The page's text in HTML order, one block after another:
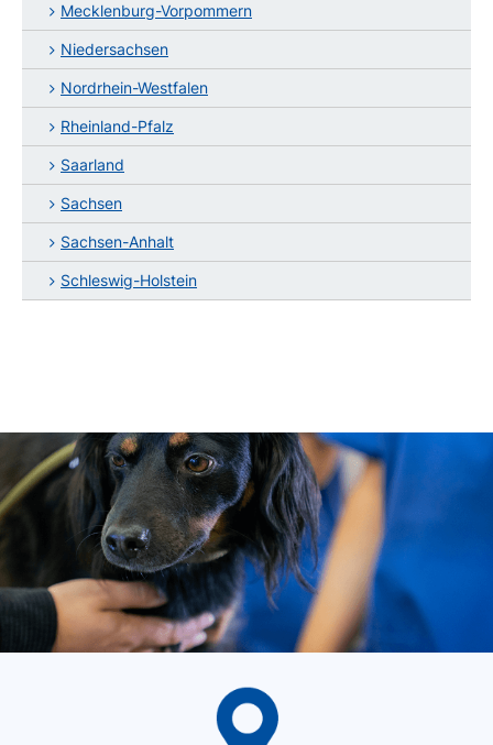
Mecklenburg-Vorpommern
Niedersachsen
Nordrhein-Westfalen
Rheinland-Pfalz
Saarland
Sachsen
Sachsen-Anhalt
Schleswig-Holstein